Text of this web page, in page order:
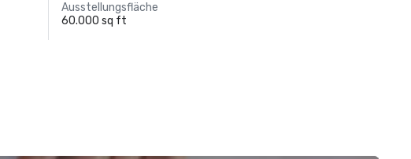
Ausstellungsfläche
60.000 sq ft